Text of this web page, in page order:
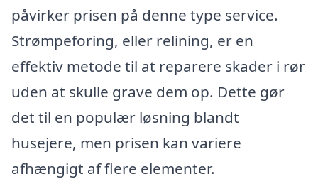
påvirker prisen på denne type service.
Strømpeforing, eller relining, er en
effektiv metode til at reparere skader i rør
uden at skulle grave dem op. Dette gør
det til en populær løsning blandt
husejere, men prisen kan variere
afhængigt af flere elementer.